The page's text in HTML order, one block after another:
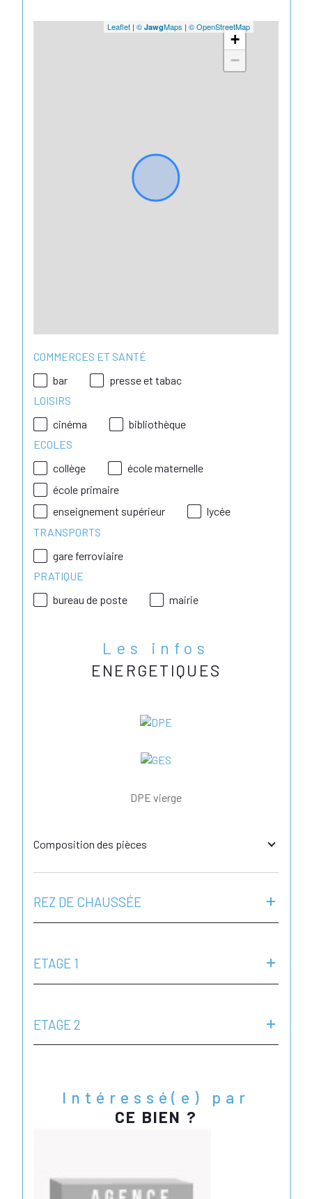
+
−
Leaflet | © JawgMaps | © OpenStreetMap
COMMERCES ET SANTÉ
bar
presse et tabac
LOISIRS
cinéma
bibliothèque
ECOLES
collège
école maternelle
école primaire
enseignement supérieur
lycée
TRANSPORTS
gare ferroviaire
PRATIQUE
bureau de poste
mairie
Les infos
ENERGETIQUES
DPE vierge
Composition des pièces
REZ DE CHAUSSÉE
ETAGE 1
ETAGE 2
Intéressé(e) par
CE BIEN ?